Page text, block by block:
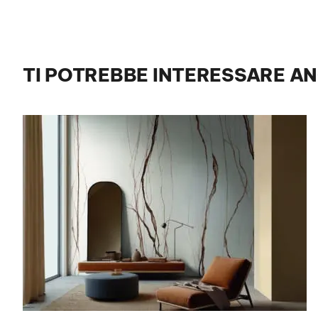
TI POTREBBE INTERESSARE